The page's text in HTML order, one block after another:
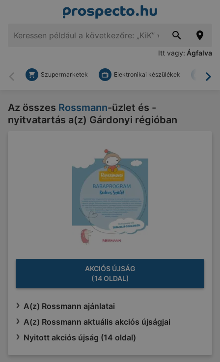
Itt vagy: Ágfalva
Vissza
Szupermarketek Elektronikai készülékek
Az összes Rossmann-üzlet és -
nyitvatartás a(z) Gárdonyi régióban
AKCIÓS ÚJSÁG
(14 OLDAL)
A(z) Rossmann ajánlatai
A(z) Rossmann aktuális akciós újságjai
Nyitott akciós újság (14 oldal)